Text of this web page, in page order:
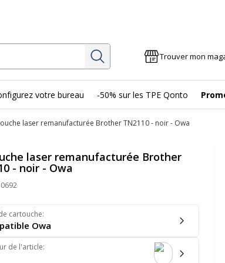
Rechercher Trouver mon
votre bureau -50% sur les TPE Qonto
laser remanufacturée Brother TN2110 - noir - Owa
laser remanufacturée Brother
- noir - Owa
cartouche:
Owa
de l'article: